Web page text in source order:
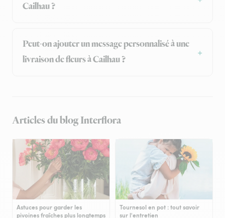
Cailhau ?
Peut-on ajouter un message personnalisé à une
livraison de fleurs à Cailhau ?
Articles du blog Interflora
Astuces pour garder les
pivoines fraîches plus longtemps
Tournesol en pot : tout savoir
sur l'entretien